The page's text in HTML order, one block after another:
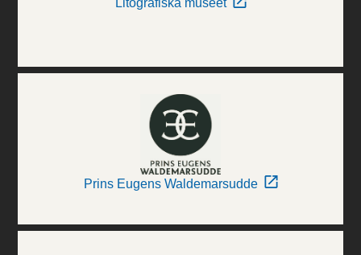
Litografiska museet
Prins Eugens Waldemarsudde